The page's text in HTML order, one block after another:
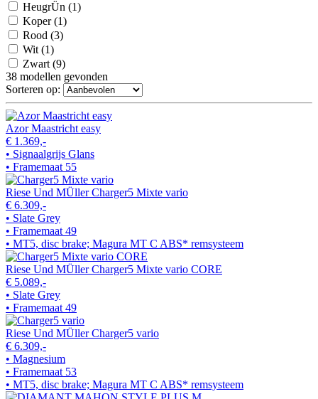
HeugrÜn (1)
Koper(1)
Rood (3)
Wit (1)
Zwart (9)
38 modellen gevonden
Sorteren op:
Azor Maastricht easy
€ 1.369,-
• Signaalgrijs Glans
• Framemaat 55
Riese Und MÜller Charger5 Mixte vario
€ 6.309,-
• Slate Grey
• Framemaat 49
• MT5, disc brake; Magura MT C ABS* remsysteem
Riese Und MÜller Charger5 Mixte vario CORE
€ 5.089,-
• Slate Grey
• Framemaat 49
Riese Und MÜller Charger5 vario
€ 6.309,-
• Magnesium
• Framemaat 53
• MT5, disc brake; Magura MT C ABS* remsysteem